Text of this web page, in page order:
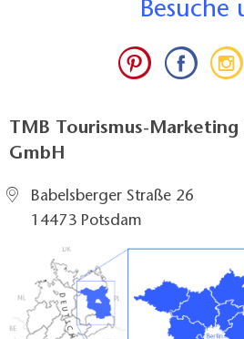
Besuche
TMB Tourismus-
GmbH
Babelsberger Straße 26
14473 Potsdam